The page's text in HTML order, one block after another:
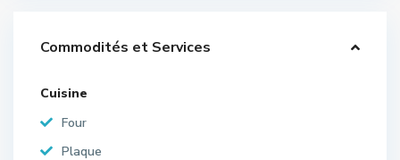
Commodités et Services
Cuisine
Four
Plaque